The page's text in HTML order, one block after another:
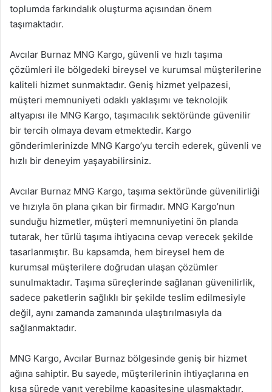
toplumda farkındalık oluşturma açısından önem
taşımaktadır.
Avcılar Burnaz MNG Kargo, güvenli ve hızlı taşıma
çözümleri ile bölgedeki bireysel ve kurumsal müşterilerine
kaliteli hizmet sunmaktadır. Geniş hizmet yelpazesi,
müşteri memnuniyeti odaklı yaklaşımı ve teknolojik
altyapısı ile MNG Kargo, taşımacılık sektöründe güvenilir
bir tercih olmaya devam etmektedir. Kargo
gönderimlerinizde MNG Kargo’yu tercih ederek, güvenli ve
hızlı bir deneyim yaşayabilirsiniz.
Avcılar Burnaz MNG Kargo, taşıma sektöründe güvenilirliği
ve hızıyla ön plana çıkan bir firmadır. MNG Kargo’nun
sunduğu hizmetler, müşteri memnuniyetini ön planda
tutarak, her türlü taşıma ihtiyacına cevap verecek şekilde
tasarlanmıştır. Bu kapsamda, hem bireysel hem de
kurumsal müşterilere doğrudan ulaşan çözümler
sunulmaktadır. Taşıma süreçlerinde sağlanan güvenilirlik,
sadece paketlerin sağlıklı bir şekilde teslim edilmesiyle
değil, aynı zamanda zamanında ulaştırılmasıyla da
sağlanmaktadır.
MNG Kargo, Avcılar Burnaz bölgesinde geniş bir hizmet
ağına sahiptir. Bu sayede, müşterilerinin ihtiyaçlarına en
kısa sürede yanıt verebilme kapasitesine ulaşmaktadır.